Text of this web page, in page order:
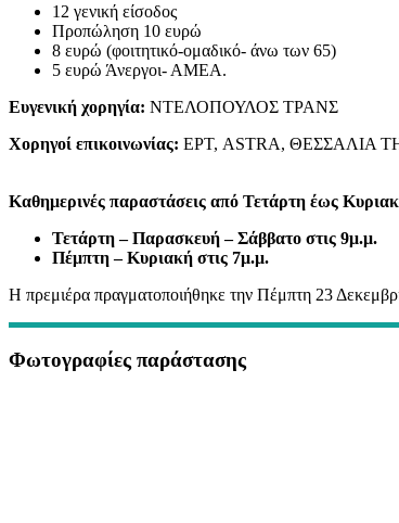
12 γενική είσοδος
Προπώληση 10 ευρώ
8 ευρώ (φοιτητικό-ομαδικό- άνω των 65)
5 ευρώ Άνεργοι- ΑΜΕΑ.
Ευγενική χορηγία: ΝΤΕΛΟΠΟΥΛΟΣ ΤΡΑΝΣ
Χορηγοί επικοινωνίας: ΕΡΤ, ASTRA, ΘΕΣΣΑΛΙΑ
Καθημερινές παραστάσεις από Τετάρτη έως
Τετάρτη – Παρασκευή – Σάββατο στις 9μ.μ.
Πέμπτη – Κυριακή στις 7μ.μ.
Η πρεμιέρα πραγματοποιήθηκε την Πέμπτη 23
Φωτογραφίες παράστασης